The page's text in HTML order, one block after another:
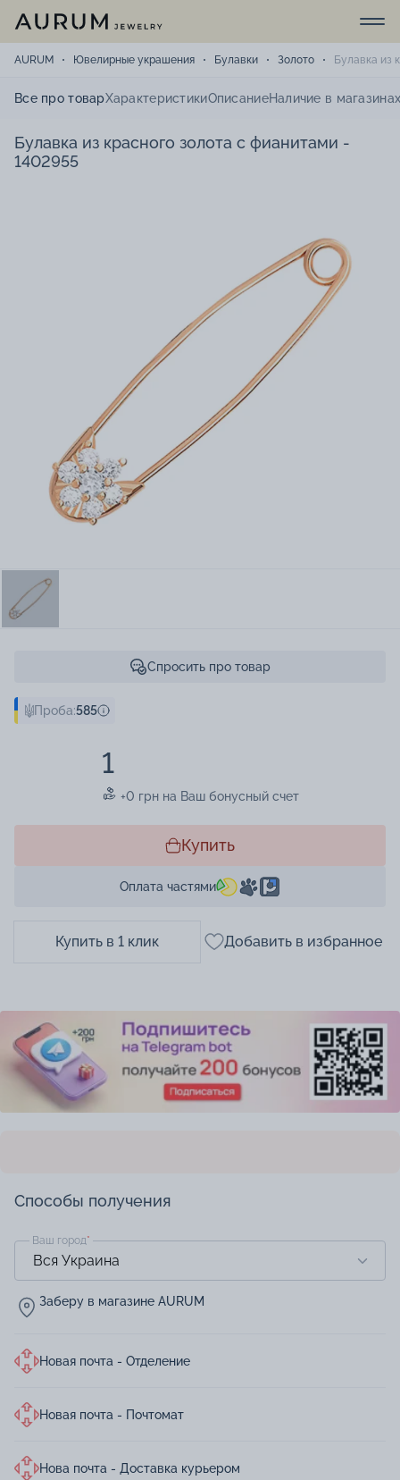
AURUM Ювелирные украшения Булавки Золото Булавка из
Все про товарХарактеристикиОписаниеНаличие в
Булавка из красного золота с фианитами -
1402955
Спросить про товар
Проба:585
1
+0 грн на Ваш бонусный счет
Купить
Оплата частями
Купить в 1 клик Добавить в избранное
Способы получения
Ваш город*
Заберу в магазине AURUM
Новая почта - Отделение
Новая почта - Почтомат
Нова почта - Доставка курьером